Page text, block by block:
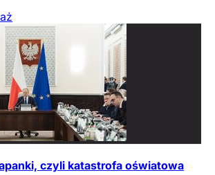
czyli katastrofa oświatowa